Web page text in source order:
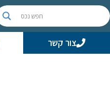
צור קשר